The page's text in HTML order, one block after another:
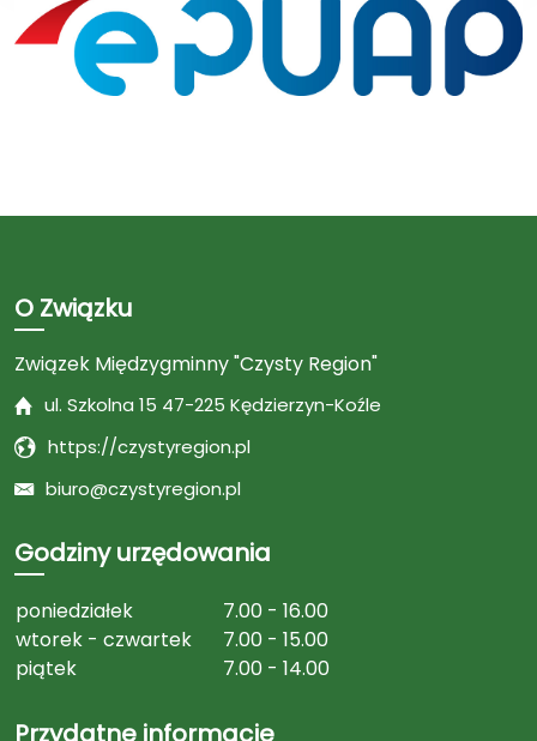
O Związku
Związek Międzygminny "Czysty Region"
ul. Szkolna 15 47-225 Kędzierzyn-Koźle
https://czystyregion.pl
biuro@czystyregion.pl
Godziny urzędowania
poniedziałek
7.00 - 16.00
wtorek - czwartek
7.00 - 15.00
piątek
7.00 - 14.00
Przydatne informacje